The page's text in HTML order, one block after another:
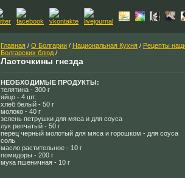
Главная / О Болгарии / Национальная Кухня / Рецепты
Болгарских блюд /
Ласточкины гнезда
НЕОБХОДИМЫЕ ПРОДУКТЫ:
телятина - 300 г
яйцо - 4 шт.
хлеб белый - 50 г
молоко - 40 г
зелень петрушки для мяса и для соуса
лук репчатый - 50 г
перец черный молотый для мяса и горошком - для соуса
соль
масло растительное - 10 г
помидоры - 200 г
мука пшеничная - 10 г